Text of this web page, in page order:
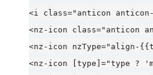
<i class="anticon
<nz-icon class="anticon
<nz-icon
<nz-icon [type]="type ?